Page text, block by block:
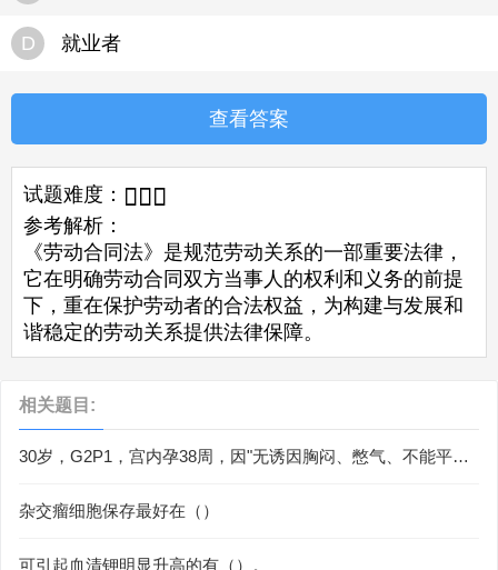
D 就业者
查看答案
试题难度：   
参考解析：
《劳动合同法》是规范劳动关系的一部重要法律，
它在明确劳动合同双方当事人的权利和义务的前提
下，重在保护劳动者的合法权益，为构建与发展和
谐稳定的劳动关系提供法律保障。
相关题目:
30岁，G2P1，宫内孕38周，因"无诱因胸闷、憋气、不能平卧3
BP125／80mmHg，心率130次／分，呼吸23次份，半卧位，
颈静脉轻度怒张，双肺散在细小湿啰音，胎心率160次／分，肝
杂交瘤细胞保存最好在（）
可引起血清钾明显升高的有（）。